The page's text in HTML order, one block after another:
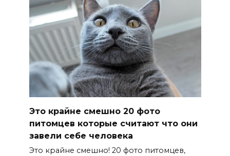
Это крайне смешно 20 фото
питомцев которые считают что они
завели себе человека
Это крайне смешно! 20 фото питомцев,